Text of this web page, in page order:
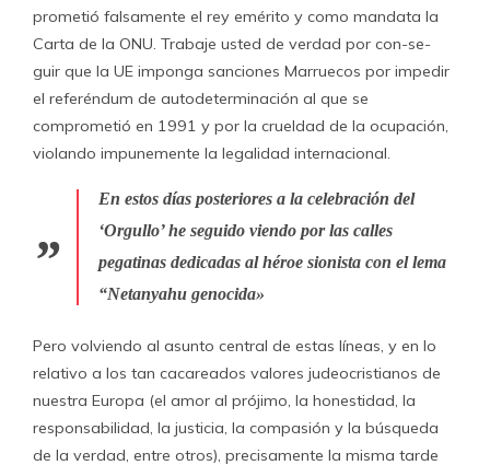
prometió falsamente el rey emérito y como mandata la
Carta de la ONU. Trabaje usted de verdad por con-se-
guir que la UE imponga sanciones Marruecos por impedir
el referéndum de autodeterminación al que se
comprometió en 1991 y por la crueldad de la ocupación,
violando impunemente la legalidad internacional.
En estos días posteriores a la celebración del
‘Orgullo’ he seguido viendo por las calles
pegatinas dedicadas al héroe sionista con el lema
“Netanyahu genocida»
Pero volviendo al asunto central de estas líneas, y en lo
relativo a los tan cacareados valores judeocristianos de
nuestra Europa (el amor al prójimo, la honestidad, la
responsabilidad, la justicia, la compasión y la búsqueda
de la verdad, entre otros), precisamente la misma tarde